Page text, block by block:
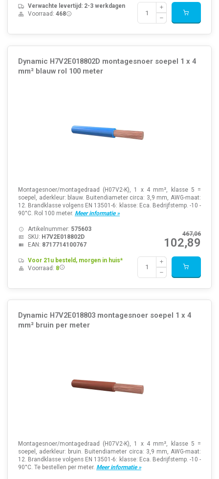
Verwachte levertijd: 2-3 werkdagen
Voorraad: 468
Dynamic H7V2E018802D montagesnoer soepel 1 x 4
mm² blauw rol 100 meter
Montagesnoer/montagedraad (H07V2-K), 1 x 4 mm², klasse 5 =
soepel, aderkleur: blauw. Buitendiameter circa: 3,9 mm, AWG-maat:
12. Brandklasse volgens EN 13501-6: klasse: Eca. Bedrijfstemp. -10 -
90°C. Rol 100 meter. Meer informatie »
467,06
102,89
Artikelnummer: 575603
SKU: H7V2E018802D
EAN: 8717714100767
Voor 21u besteld, morgen in huis*
Voorraad: 8
Dynamic H7V2E018803 montagesnoer soepel 1 x 4
mm² bruin per meter
Montagesnoer/montagedraad (H07V2-K), 1 x 4 mm², klasse 5 =
soepel, aderkleur: bruin. Buitendiameter circa: 3,9 mm, AWG-maat:
12. Brandklasse volgens EN 13501-6: klasse: Eca. Bedrijfstemp. -10 -
90°C. Te bestellen per meter. Meer informatie »